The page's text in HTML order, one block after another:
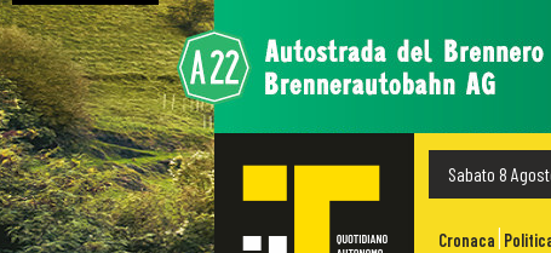
Sabato 8
Cronaca